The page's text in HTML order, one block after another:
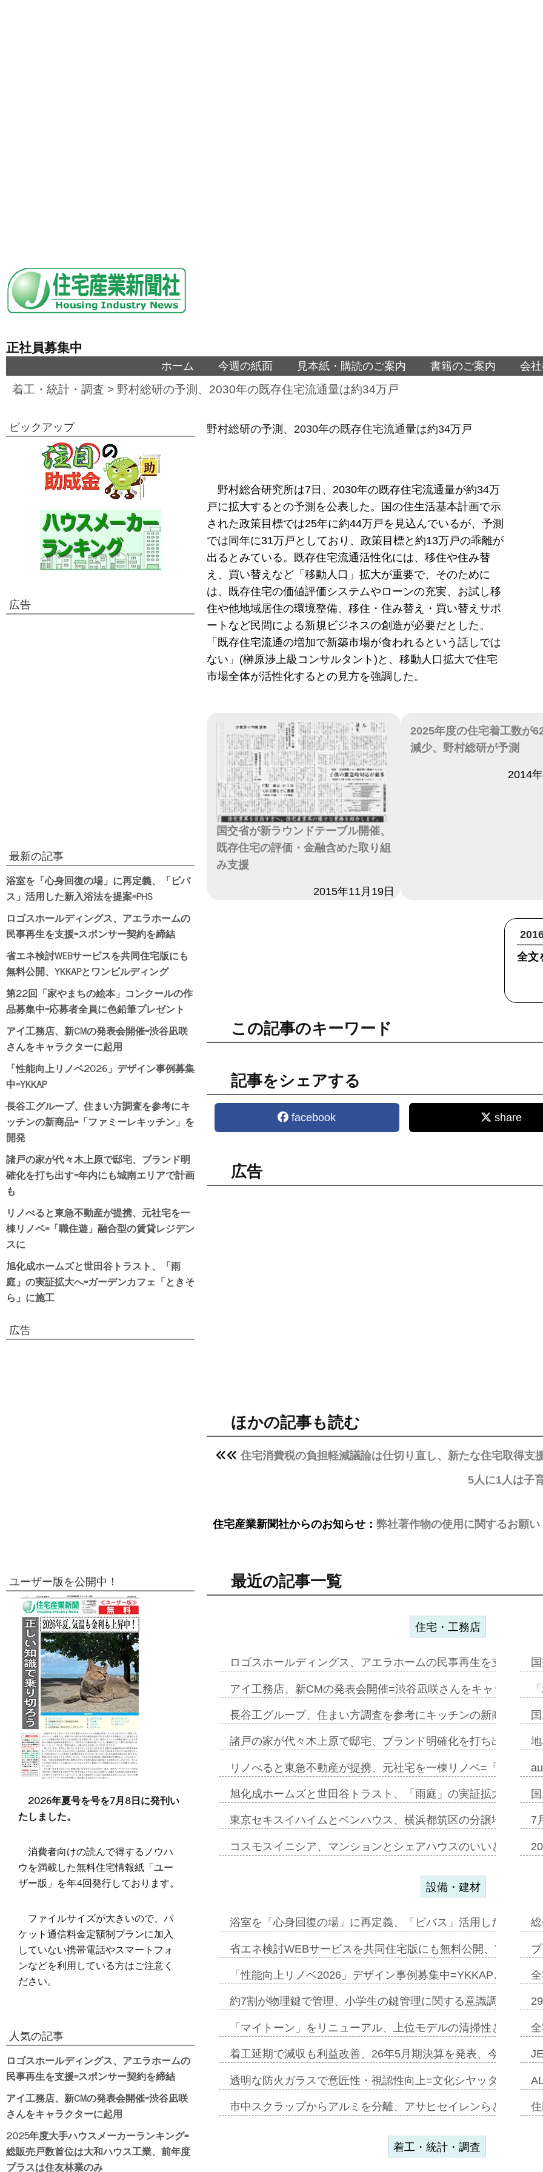
正社員募集中
ホーム 今週の紙面 見本紙・購読のご案内 書籍のご案内 会
着工・統計・調査 > 野村総研の予測、2030年の既存住宅流通量は約34万戸
野村総研の予測、2030年の既存住宅流通量は約34万戸
野村総合研究所は7日、2030年の既存住宅流通量が約34万
戸に拡大するとの予測を公表した。国の住生活基本計画で示
された政策目標では25年に約44万戸を見込んでいるが、予測
では同年に31万戸としており、政策目標と約13万戸の乖離が
出るとみている。既存住宅流通活性化には、移住や住み替
え、買い替えなど「移動人口」拡大が重要で、そのために
は、既存住宅の価値評価システムやローンの充実、お試し移
住や他地域居住の環境整備、移住・住み替え・買い替えサポ
ートなど民間による新規ビジネスの創造が必要だとした。
「既存住宅流通の増加で新築市場が食われるという話しでは
ない」(榊原渉上級コンサルタント)と、移動人口拡大で住宅
市場全体が活性化するとの見方を強調した。
国交省が新ラウンドテーブル開催、
既存住宅の評価・金融含めた取り組
み支援
2015年11月19日
2025年度の住宅着工数が
減少、野村総研が予測
2014
全文
この記事のキーワード
記事をシェアする
facebook share
広告
ほかの記事も読む
住宅消費税の負担軽減議論は仕切り直し、新たな住宅取得支
5人に1人は子
住宅産業新聞社からのお知らせ： 弊社著作物の使用に関するお願い
最近の記事一覧
住宅・工務店
ロゴスホールディングス、アエラホームの民事再生を支援=ス
アイ工務店、新CMの発表会開催=渋谷凪咲さんをキャラクタ
長谷工グループ、住まい方調査を参考にキッチンの新商品=「
諸戸の家が代々木上原で邸宅、ブランド明確化を打ち出す=年
リノべると東急不動産が提携、元社宅を一棟リノベ=「職住遊
旭化成ホームズと世田谷トラスト、「雨庭」の実証拡大へ=ガ
東京セキスイハイムとベンハウス、横浜都筑区の分譲地開発で
コスモスイニシア、マンションとシェアハウスのいいとこどり
7
設備・建材
浴室を「心身回復の場」に再定義、「ビバス」活用した新入浴
省エネ検討WEBサービスを共同住宅版にも無料公開、YKKAP
「性能向上リノベ2026」デザイン事例募集中=YKKAP…
約7割が物理鍵で管理、小学生の鍵管理に関する意識調査
「マイトーン」をリニューアル、上位モデルの清掃性と安全
着工延期で減収も利益改善、26年5月期決算を発表、今期は増
透明な防火ガラスで意匠性・視認性向上=文化シヤッター…
市中スクラップからアルミを分離、アサヒセイレンらと協働開
着工・統計・調査
ピックアップ
広告
最新の記事
浴室を「心身回復の場」に再定義、「ビバ
ス」活用した新入浴法を提案=PHS
ロゴスホールディングス、アエラホームの
民事再生を支援=スポンサー契約を締結
省エネ検討WEBサービスを共同住宅版にも
無料公開、YKKAPとワンビルディング
第22回「家やまちの絵本」コンクールの作
品募集中=応募者全員に色鉛筆プレゼント
アイ工務店、新CMの発表会開催=渋谷凪咲
さんをキャラクターに起用
「性能向上リノベ2026」デザイン事例募集
中=YKKAP
長谷工グループ、住まい方調査を参考にキ
ッチンの新商品=「ファミーレキッチン」を
開発
諸戸の家が代々木上原で邸宅、ブランド明
確化を打ち出す=年内にも城南エリアで計画
も
リノべると東急不動産が提携、元社宅を一
棟リノベ=「職住遊」融合型の賃貸レジデン
スに
旭化成ホームズと世田谷トラスト、「雨
庭」の実証拡大へ=ガーデンカフェ「ときそ
ら」に施工
広告
ユーザー版を公開中！
2026年夏号を号を7月8日に発刊い
たしました。
消費者向けの読んで得するノウハ
ウを満載した無料住宅情報紙「ユー
ザー版」を年4回発行しております。
ファイルサイズが大きいので、パ
ケット通信料金定額制プランに加入
していない携帯電話やスマートフォ
ンなどを利用している方はご注意く
ださい。
人気の記事
ロゴスホールディングス、アエラホームの
民事再生を支援=スポンサー契約を締結
アイ工務店、新CMの発表会開催=渋谷凪咲
さんをキャラクターに起用
2025年度大手ハウスメーカーランキング=
総販売戸数首位は大和ハウス工業、前年度
プラスは住友林業のみ